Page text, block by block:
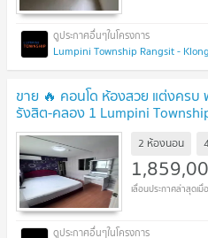
Lumpini Township Rangsit -
ขาย 🔥 คอนโด ห้องสวย แต่งคร
รังสิต-คลอง 1 Lumpini
พาร์ค ทำเลดี เดินทางสะดวก
2 ห้องนอน